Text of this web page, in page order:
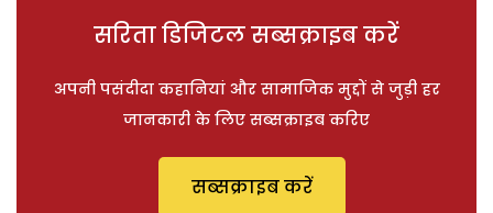
सरिता डिजिटल सब्सक्राइब करें
अपनी पसंदीदा कहानियां और सामाजिक मुद्दों से जुड़ी हर
जानकारी के लिए सब्सक्राइब करिए
सब्सक्राइब करें